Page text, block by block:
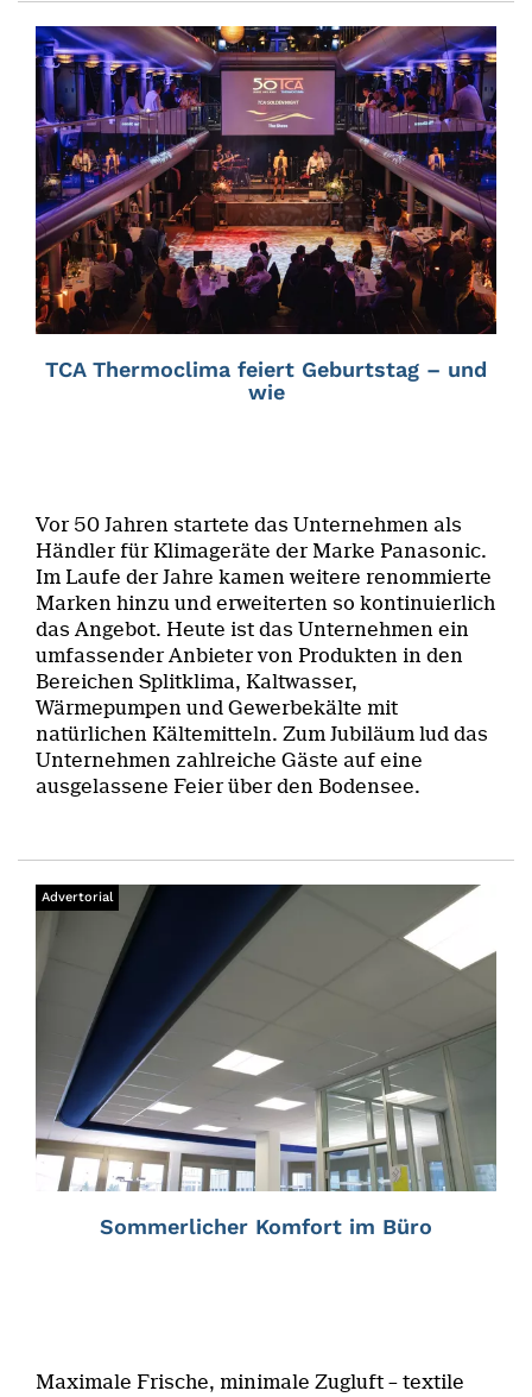
TCA Thermoclima feiert Geburtstag – und
wie
Vor 50 Jahren startete das Unternehmen als
Händler für Klimageräte der Marke Panasonic.
Im Laufe der Jahre kamen weitere renommierte
Marken hinzu und erweiterten so kontinuierlich
das Angebot. Heute ist das Unternehmen ein
umfassender Anbieter von Produkten in den
Bereichen Splitklima, Kaltwasser,
Wärmepumpen und Gewerbekälte mit
natürlichen Kältemitteln. Zum Jubiläum lud das
Unternehmen zahlreiche Gäste auf eine
ausgelassene Feier über den Bodensee.
Advertorial
Sommerlicher Komfort im Büro
Maximale Frische, minimale Zugluft – textile